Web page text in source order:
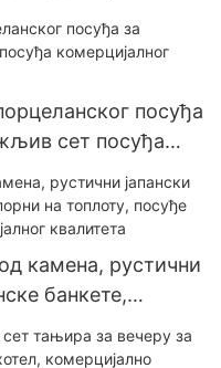
микроталасна,
судове
посуђа
сет посуђа
чинија,
камена, рустични
банкете,
за вишекратну